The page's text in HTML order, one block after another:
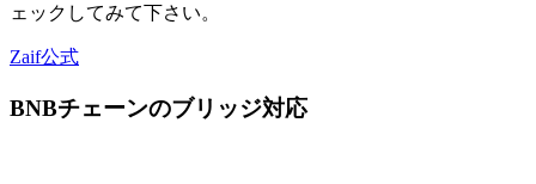
ェックしてみて下さい。
Zaif公式
BNBチェーンのブリッジ対応